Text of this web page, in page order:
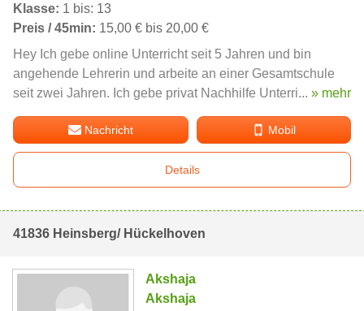
Klasse: 1 bis: 13
Preis / 45min: 15,00 € bis 20,00 €
Hey Ich gebe online Unterricht seit 5 Jahren und bin
angehende Lehrerin und arbeite an einer Gesamtschule
seit zwei Jahren. Ich gebe privat Nachhilfe Unterri... » mehr
Nachricht Mobil
Details
41836 Heinsberg/ Hückelhoven
Akshaja
Akshaja